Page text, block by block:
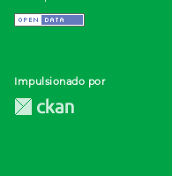
Impulsionado por